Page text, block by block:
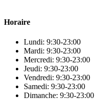
Horaire
Lundi: 9:30-23:00
Mardi: 9:30-23:00
Mercredi: 9:30-23:00
Jeudi: 9:30-23:00
Vendredi: 9:30-23:00
Samedi: 9:30-23:00
Dimanche: 9:30-23:00